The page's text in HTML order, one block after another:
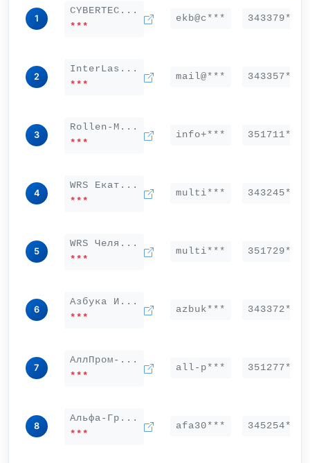
1
CYBERTEC...
***
ekb@c*** 343379***
2
InterLas...
***
mail@*** 343357***
3
Rollen-M...
***
info+*** 351711***
4
WRS Екат...
***
multi*** 343245***
5
WRS Челя...
***
multi*** 351729***
6
Азбука И...
***
azbuk*** 343372***
7
АллПром-...
***
all-p*** 351277***
8
Альфа-Гр...
***
afa30*** 345254***